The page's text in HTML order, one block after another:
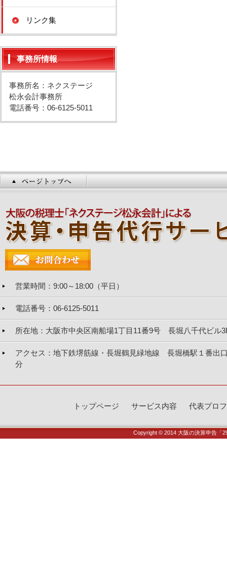
リンク集
事務所情報
事務所名：ネクステージ
松永会計事務所
電話番号：06-6125-5011
営業時間 ：9:00～18:00（平日）
電話番号 ：06-6125-5011
所在地 ：大阪市中央区南船場1丁目11番9号 長堀八千代ビル
アクセス ：地下鉄堺筋線・長堀鶴見緑地線 長堀橋駅１番出
分
トップページ サービス内容 代表プロ
Copyright © 2014 大阪の決算申告「